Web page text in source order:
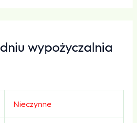
wypożyczalnia
Nieczynne